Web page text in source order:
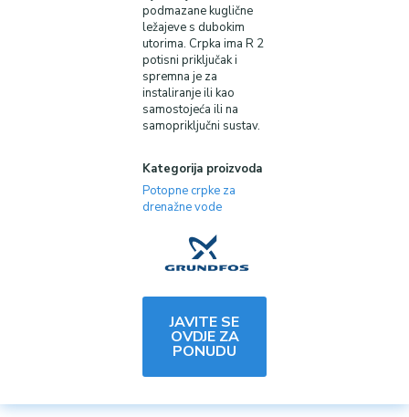
podmazane kuglične
ležajeve s dubokim
utorima. Crpka ima R 2
potisni priključak i
spremna je za
instaliranje ili kao
samostojeća ili na
samopriključni sustav.
Kategorija proizvoda
Potopne crpke za
drenažne vode
JAVITE SE
OVDJE ZA
PONUDU